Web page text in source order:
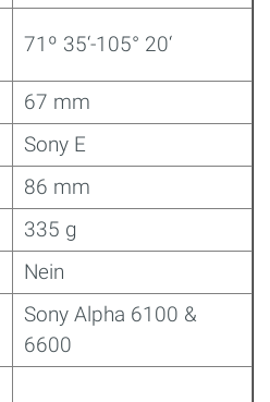
71º 35‘-105° 20‘
67 mm
Sony E
86 mm
335 g
Nein
Sony Alpha 6100 &
6600